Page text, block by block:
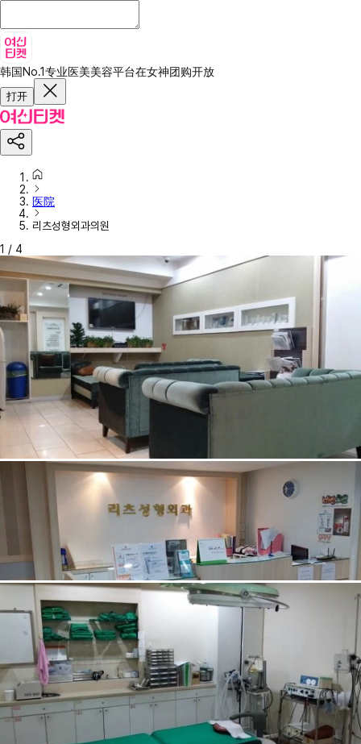
韩国No.1专业医美美容平台在女神团购开放
打开
医院
리츠성형외과의원
1 / 4